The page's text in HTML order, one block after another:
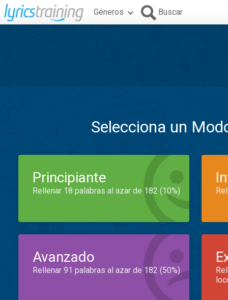
Géneros Buscar
Selecciona un
Principiante
Rellenar 18 palabras al azar de 182 (10%)
Avanzado
Rellenar 91 palabras al azar de 182 (50%)